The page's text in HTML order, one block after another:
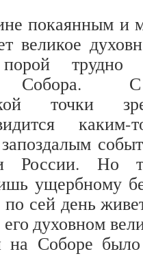
покаянным и
великое
трудно
Собора. С
точки
каким-
России. Но
ущербному
сей день
его духовном
на Соборе